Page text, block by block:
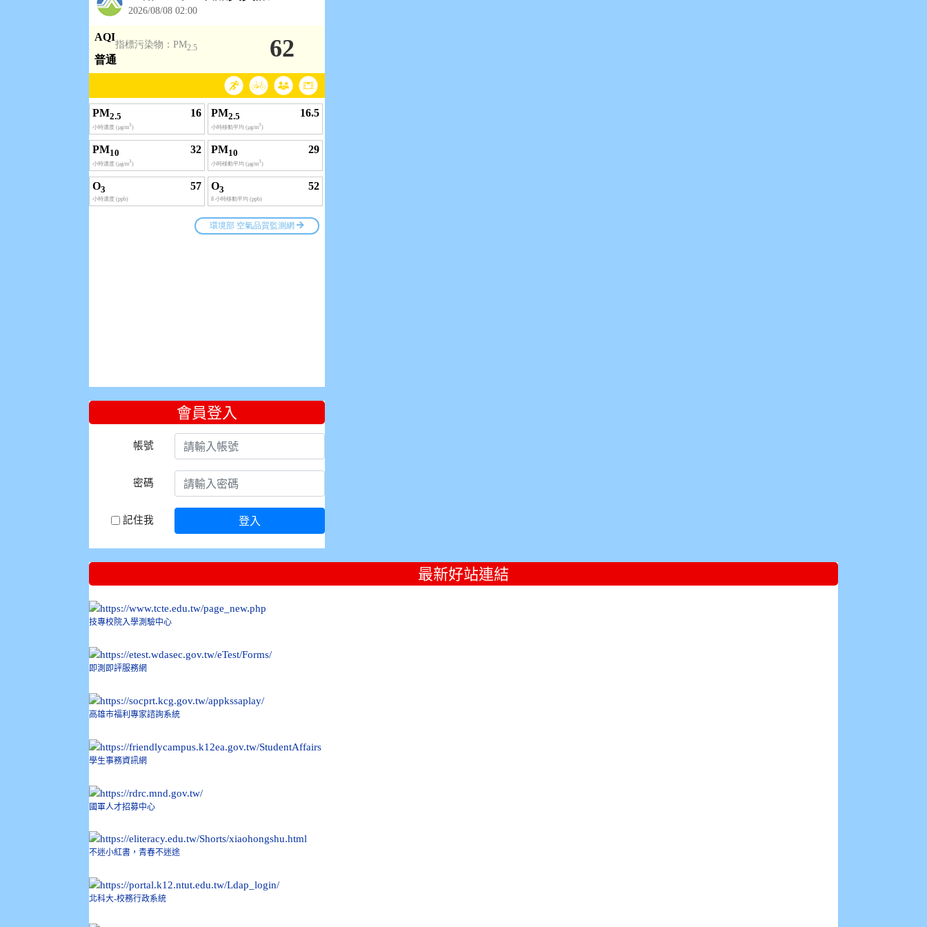
會員登入
帳號
密碼
記住我 登入
::: 最新好站連結
技專校院入學測驗中心
即測即評服務網
高雄市福利專家諮詢系統
學生事務資訊網
國軍人才招募中心
不迷小紅書，青春不迷途
北科大-校務行政系統